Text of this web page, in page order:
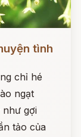
tình
chỉ hé
ngạt
như gợi
tảo của